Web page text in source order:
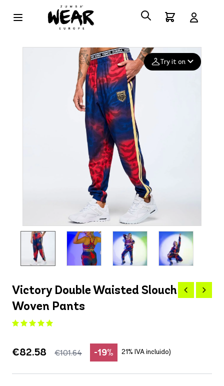
Try it on
Deleted after 24 hours
Victory Double Waisted Slouch
Woven Pants
€101.64
€82.58 -19% 21% IVA incluido)